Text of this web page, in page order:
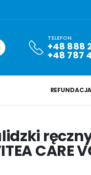
TELEFON
+48 888
+48 787
CARE